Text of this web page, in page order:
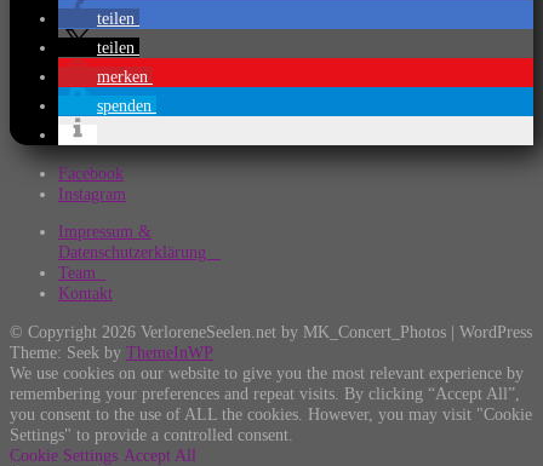
teilen
teilen
merken
spenden
Facebook
Instagram
Impressum &
Datenschutzerklärung
Team
Kontakt
© Copyright 2026 VerloreneSeelen.net by MK_Concert_Photos | WordPress
Theme: Seek by ThemeInWP
We use cookies on our website to give you the most relevant experience by
remembering your preferences and repeat visits. By clicking “Accept All”,
you consent to the use of ALL the cookies. However, you may visit "Cookie
Settings" to provide a controlled consent.
Cookie Settings Accept All